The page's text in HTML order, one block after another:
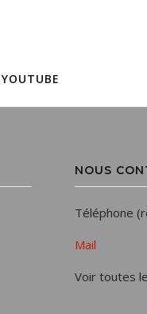
YOUTUBE
NOUS
Téléphone
Mail
Voir toutes